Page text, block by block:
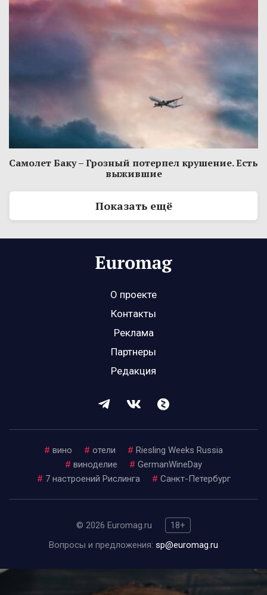
Самолет Баку – Грозный потерпел крушение. Есть
выжившие
Показать ещё
О проекте
Контакты
Реклама
Партнеры
Редакция
# вино # отели # Riesling Weeks Russia
# виноделие # GermanWineDay
# 7 настроений Рислинга # Санкт-Петербург
© 2026 Euromag.ru
18+
Вопросы и предложения: sp@euromag.ru